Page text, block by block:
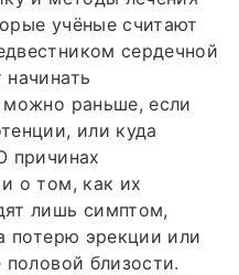
учёные считают
сердечной
можно раньше, если
или куда
причинах
о том, как их
лишь симптом,
потерю эрекции или
близости.